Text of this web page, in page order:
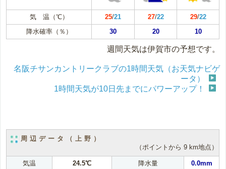
気 温（℃） 25/21 27/22 29/22
降水確率（％）
30 20 10
週間天気は伊賀市の予想です。
名阪チサンカントリークラブの1時間天気（お天気ナビゲ
ータ）
1時間天気が10日先までにパワーアップ！
周辺データ（上野）
（ポイントから 9 km地点）
気温 24.5℃ 降水量
0.0mm